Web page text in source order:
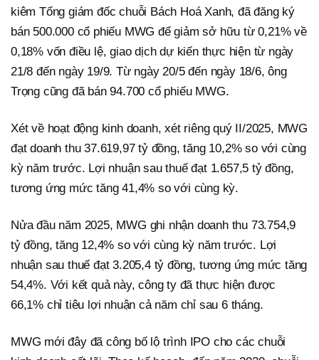
kiêm Tổng giám đốc chuỗi Bách Hoá Xanh, đã đăng ký
bán 500.000 cổ phiếu MWG để giảm sở hữu từ 0,21% về
0,18% vốn điều lệ, giao dịch dự kiến thực hiện từ ngày
21/8 đến ngày 19/9. Từ ngày 20/5 đến ngày 18/6, ông
Trọng cũng đã bán 94.700 cổ phiếu MWG.
Xét về hoạt động kinh doanh, xét riêng quý II/2025, MWG
đạt doanh thu 37.619,97 tỷ đồng, tăng 10,2% so với cùng
kỳ năm trước. Lợi nhuận sau thuế đạt 1.657,5 tỷ đồng,
tương ứng mức tăng 41,4% so với cùng kỳ.
Nửa đầu năm 2025, MWG ghi nhận doanh thu 73.754,9
tỷ đồng, tăng 12,4% so với cùng kỳ năm trước. Lợi
nhuận sau thuế đạt 3.205,4 tỷ đồng, tương ứng mức tăng
54,4%. Với kết quả này, công ty đã thực hiện được
66,1% chỉ tiêu lợi nhuận cả năm chỉ sau 6 tháng.
MWG mới đây đã công bố lộ trình IPO cho các chuỗi